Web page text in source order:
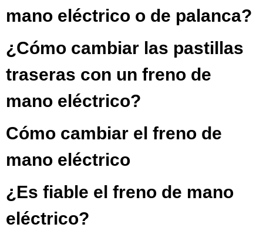
mano eléctrico o de palanca?
¿Cómo cambiar las pastillas
traseras con un freno de
mano eléctrico?
Cómo cambiar el freno de
mano eléctrico
¿Es fiable el freno de mano
eléctrico?